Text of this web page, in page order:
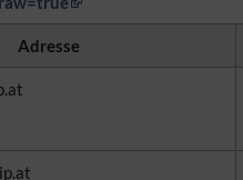
Adresse